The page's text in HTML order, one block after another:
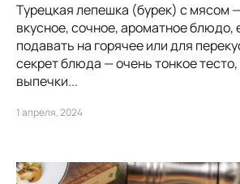
Турецкая лепешка (бурек) с мясом
вкусное, сочное, ароматное блюдо,
подавать на горячее или для
секрет блюда — очень тонкое
выпечки...
1 апреля, 2024